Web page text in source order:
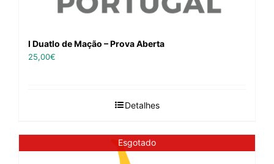
I Duatlo de Mação – Prova Aberta
25,00€
Detalhes
Esgotado